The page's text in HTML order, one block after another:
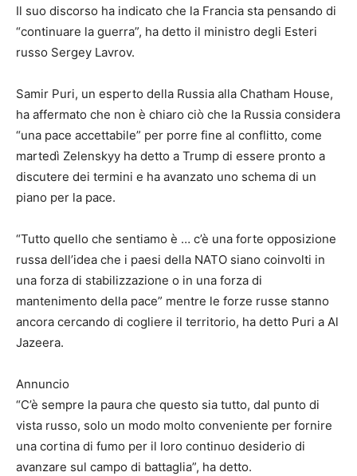
Il suo discorso ha indicato che la Francia sta pensando di
“continuare la guerra”, ha detto il ministro degli Esteri
russo Sergey Lavrov.
Samir Puri, un esperto della Russia alla Chatham House,
ha affermato che non è chiaro ciò che la Russia considera
“una pace accettabile” per porre fine al conflitto, come
martedì Zelenskyy ha detto a Trump di essere pronto a
discutere dei termini e ha avanzato uno schema di un
piano per la pace.
“Tutto quello che sentiamo è … c’è una forte opposizione
russa dell’idea che i paesi della NATO siano coinvolti in
una forza di stabilizzazione o in una forza di
mantenimento della pace” mentre le forze russe stanno
ancora cercando di cogliere il territorio, ha detto Puri a Al
Jazeera.
Annuncio
“C’è sempre la paura che questo sia tutto, dal punto di
vista russo, solo un modo molto conveniente per fornire
una cortina di fumo per il loro continuo desiderio di
avanzare sul campo di battaglia”, ha detto.